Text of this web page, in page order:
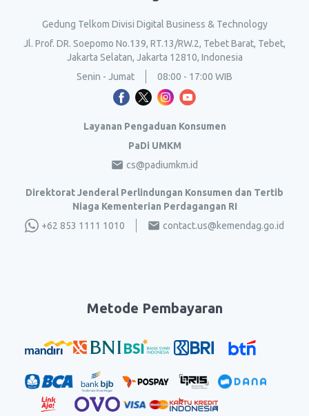
Gedung Telkom Divisi Digital Business & Technology
Jl. Prof. DR. Soepomo No.139, RT.13/RW.2, Tebet Barat, Tebet,
Jakarta Selatan, Jakarta 12810, Indonesia
Senin - Jumat
08:00 - 17:00 WIB
Layanan Pengaduan Konsumen
PaDi UMKM
cs@padiumkm.id
Direktorat Jenderal Perlindungan Konsumen dan Tertib
Niaga Kementerian Perdagangan RI
+62 853 1111 1010
contact.us@kemendag.go.id
Metode Pembayaran